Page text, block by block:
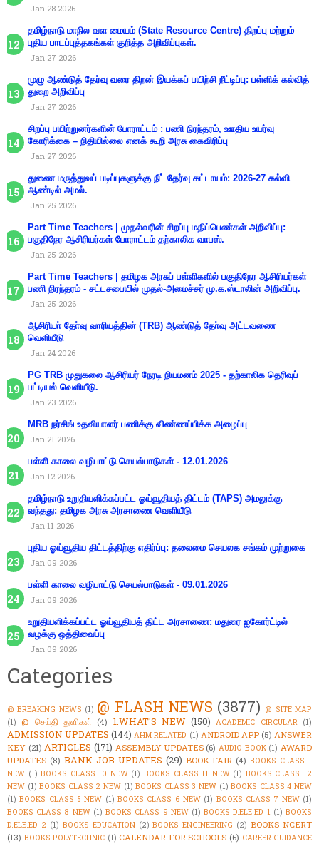
Jan 28 2026
தமிழ்நாடு மாநில வள மையம் (State Resource Centre) திறப்பு மற்றும்
புதிய பாடப்புத்தகங்கள் குறித்த அறிவிப்புகள்.
Jan 27 2026
முழு ஆண்டுத் தேர்வு வரை திறன் இயக்கப் பயிற்சி நீட்டிப்பு: பள்ளிக் கல்வித்
துறை அறிவிப்பு
Jan 27 2026
சிறப்பு பயிற்றுனர்களின் போராட்டம் : பணி நிரந்தரம், ஊதிய உயர்வு
கோரிக்கை – நிதியில்லை எனக் கூறி அரசு கைவிரிப்பு
Jan 27 2026
துணை மருத்துவப் படிப்புகளுக்கு நீட் தேர்வு கட்டாயம்: 2026-27 கல்வி
ஆண்டில் அமல்.
Jan 25 2026
Part Time Teachers | முதல்வரின் சிறப்பு மதிப்பெண்கள் அறிவிப்பு:
பகுதிநேர ஆசிரியர்கள் போராட்டம் தற்காலிக வாபஸ்.
Jan 25 2026
Part Time Teachers | தமிழக அரசுப் பள்ளிகளில் பகுதிநேர ஆசிரியர்கள்
பணி நிரந்தரம் - சட்டசபையில் முதல்-அமைச்சர் மு.க.ஸ்டாலின் அறிவிப்பு.
Jan 25 2026
ஆசிரியா் தோ்வு வாரியத்தின் (TRB) ஆண்டுத் தோ்வு அட்டவணை
வெளியீடு
Jan 24 2026
PG TRB முதுகலை ஆசிரியர் நேரடி நியமனம் 2025 - தற்காலிக தெரிவுப்
பட்டியல் வெளியீடு.
Jan 23 2026
MRB நர்சிங் உதவியாளர் பணிக்கு விண்ணப்பிக்க அழைப்பு
Jan 21 2026
பள்ளி காலை வழிபாட்டு செயல்பாடுகள் - 12.01.2026
Jan 12 2026
தமிழ்நாடு உறுதியளிக்கப்பட்ட ஓய்வூதியத் திட்டம் (TAPS) அமலுக்கு
வந்தது: தமிழக அரசு அரசாணை வெளியீடு
Jan 11 2026
புதிய ஓய்வூதிய திட்டத்திற்கு எதிர்ப்பு: தலைமை செயலக சங்கம் முற்றுகை
Jan 09 2026
பள்ளி காலை வழிபாட்டு செயல்பாடுகள் - 09.01.2026
Jan 09 2026
உறுதியளிக்கப்பட்ட ஓய்வூதியத் திட்ட அரசாணை: மதுரை ஐகோர்ட்டில்
வழக்கு ஒத்திவைப்பு
Jan 09 2026
Categories
@ BREAKING NEWS (1) @ FLASH NEWS (3877) @ SITE MAP
(1) @ செய்தி துளிகள் (4) 1.WHAT'S NEW (150) ACADEMIC CIRCULAR (1)
ADMISSION UPDATES (144) AHM RELATED (1) ANDROID APP (5) ANSWER
KEY (21) ARTICLES (171) ASSEMBLY UPDATES (6) AUDIO BOOK (1) AWARD
UPDATES (8) BANK JOB UPDATES (29) BOOK FAIR (4) BOOKS CLASS 1
NEW (1) BOOKS CLASS 10 NEW (1) BOOKS CLASS 11 NEW (1) BOOKS CLASS 12
NEW (1) BOOKS CLASS 2 NEW (1) BOOKS CLASS 3 NEW (1) BOOKS CLASS 4 NEW
(1) BOOKS CLASS 5 NEW (1) BOOKS CLASS 6 NEW (1) BOOKS CLASS 7 NEW (1)
BOOKS CLASS 8 NEW (1) BOOKS CLASS 9 NEW (1) BOOKS D.ELE.ED 1 (1) BOOKS
D.ELE.ED 2 (1) BOOKS EDUCATION (2) BOOKS ENGINEERING (2) BOOKS NCERT
(13) BOOKS POLYTECHNIC (1) CALENDAR FOR SCHOOLS (6) CAREER GUIDANCE